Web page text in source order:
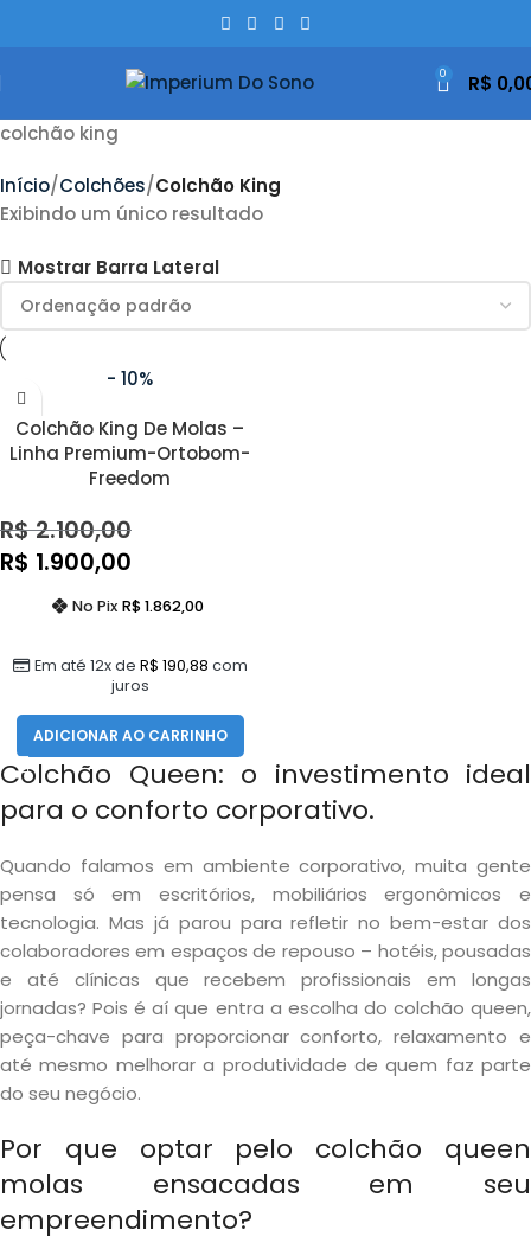
0 R$
colchão king
Início Colchões Colchão King
Exibindo um único resultado
Mostrar Barra Lateral
- 10%
Colchão King De Molas –
Linha Premium-Ortobom-
Freedom
R$2.100,00
R$ 1.900,00
Em até 12x de R$ 190,88 com
juros
No Pix R$1.862,00
ADICIONAR AO CARRINHO
Colchão Queen: o investimento ideal
para o conforto corporativo.
Quando falamos em ambiente corporativo, muita gente
pensa só em escritórios, mobiliários ergonômicos e
tecnologia. Mas já parou para refletir no bem-estar dos
colaboradores em espaços de repouso – hotéis, pousadas
e até clínicas que recebem profissionais em longas
jornadas? Pois é aí que entra a escolha do colchão queen,
peça-chave para proporcionar conforto, relaxamento e
até mesmo melhorar a produtividade de quem faz parte
do seu negócio.
Por que optar pelo colchão queen
molas ensacadas em seu
empreendimento?